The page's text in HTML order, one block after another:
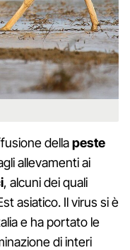
dellapeste
allevamenti ai
, alcuni dei quali
asiatico. Il virus si è
e ha portato le
di interi